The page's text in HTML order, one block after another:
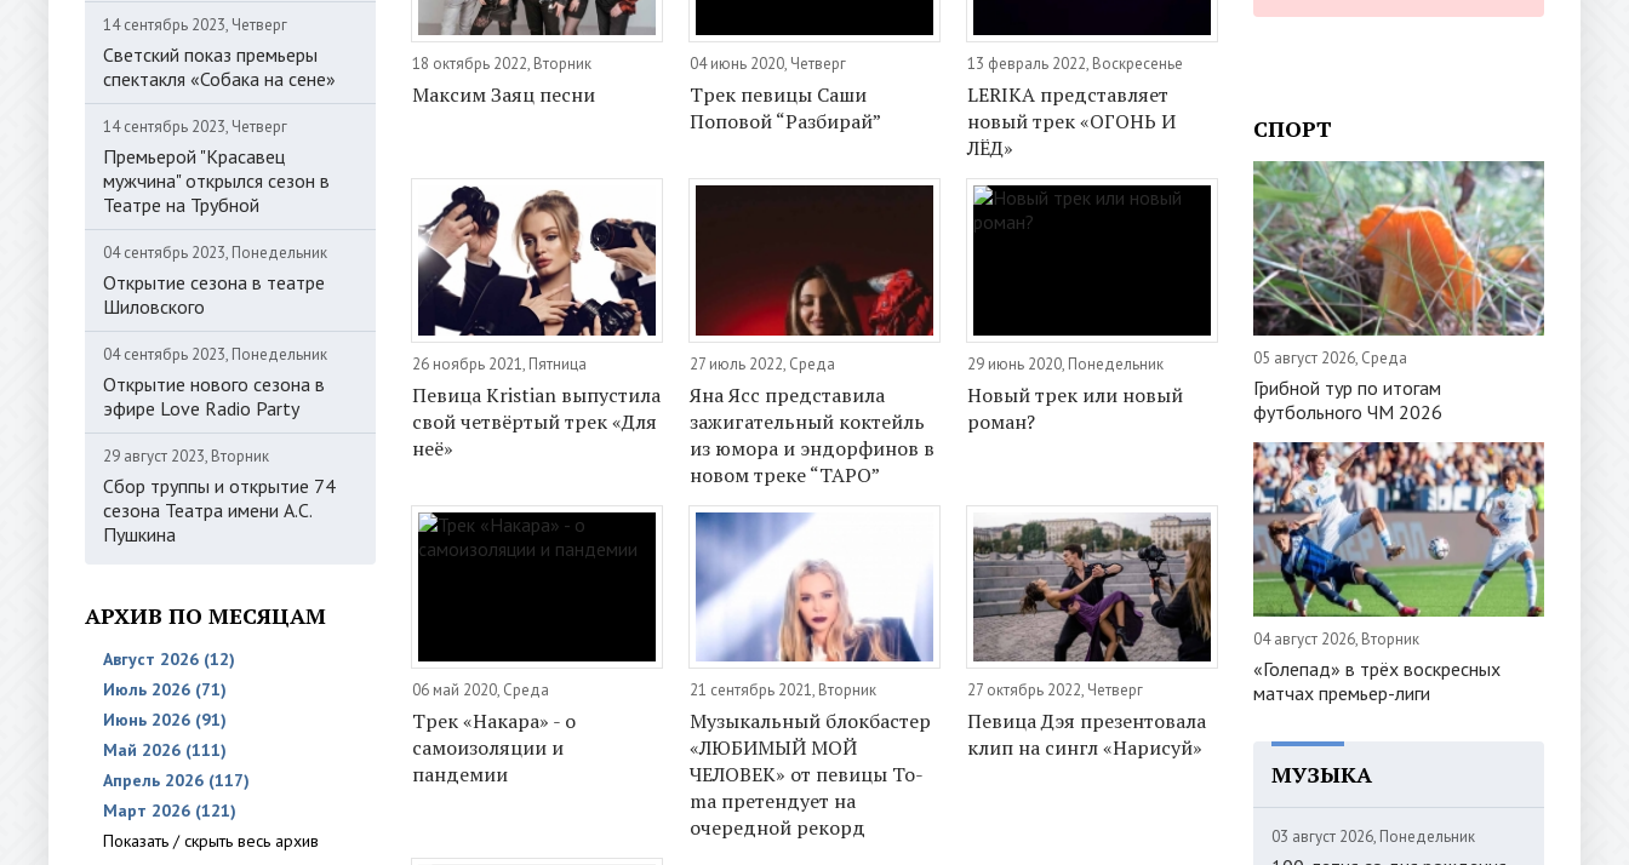
14 сентябрь 2023, Четверг
Светский показ премьеры
спектакля «Собака на сене»
14 сентябрь 2023, Четверг
Премьерой "Красавец
мужчина" открылся сезон в
Театре на Трубной
04 сентябрь 2023, Понедельник
Открытие сезона в театре
Шиловского
04 сентябрь 2023, Понедельник
Открытие нового сезона в
эфире Love Radio Party
29 август 2023, Вторник
Сбор труппы и открытие 74
сезона Театра имени А.С.
Пушкина
АРХИВ ПО МЕСЯЦАМ
Август 2026 (12)
Июль 2026 (71)
Июнь 2026 (91)
Май 2026 (111)
Апрель 2026 (117)
Март 2026 (121)
Показать / скрыть весь архив
18 октябрь 2022, Вторник
Максим Заяц песни
04 июнь 2020, Четверг
Трек певицы Саши
Поповой “Разбирай”
13 февраль 2022, Воскресенье
LERIKA представляет
новый трек «ОГОНЬ И
ЛЁД»
26 ноябрь 2021, Пятница
Певица Kristian выпустила
свой четвёртый трек «Для
неё»
27 июль 2022, Среда
Яна Ясс представила
зажигательный коктейль
из юмора и эндорфинов в
новом треке “ТАРО”
29 июнь 2020, Понедельник
Новый трек или новый
роман?
06 май 2020, Среда
Трек «Накара» - о
самоизоляции и
пандемии
21 сентябрь 2021, Вторник
Музыкальный блокбастер
«ЛЮБИМЫЙ МОЙ
ЧЕЛОВЕК» от певицы To-
ma претендует на
очередной рекорд
27 октябрь 2022, Четверг
Певица Дэя презентовала
клип на сингл «Нарисуй»
СПОРТ
05 август 2026, Среда
Грибной тур по итогам
футбольного ЧМ 2026
04 август 2026, Вторник
«Голепад» в трёх воскресных
матчах премьер-лиги
МУЗЫКА
03 август 2026, Понедельник